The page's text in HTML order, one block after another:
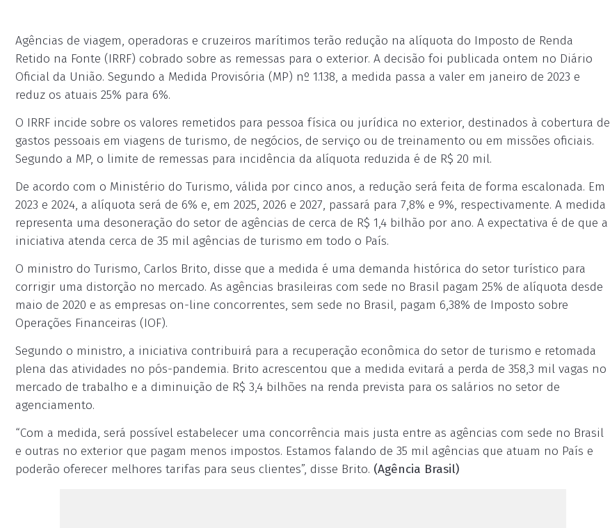
Agências de viagem, operadoras e cruzeiros marítimos terão redução na alíquota do Imposto de Renda
Retido na Fonte (IRRF) cobrado sobre as remessas para o exterior. A decisão foi publicada ontem no Diário
Oficial da União. Segundo a Medida Provisória (MP) nº 1.138, a medida passa a valer em janeiro de 2023 e
reduz os atuais 25% para 6%.
O IRRF incide sobre os valores remetidos para pessoa física ou jurídica no exterior, destinados à cobertura de
gastos pessoais em viagens de turismo, de negócios, de serviço ou de treinamento ou em missões oficiais.
Segundo a MP, o limite de remessas para incidência da alíquota reduzida é de R$ 20 mil.
De acordo com o Ministério do Turismo, válida por cinco anos, a redução será feita de forma escalonada. Em
2023 e 2024, a alíquota será de 6% e, em 2025, 2026 e 2027, passará para 7,8% e 9%, respectivamente. A medida
representa uma desoneração do setor de agências de cerca de R$ 1,4 bilhão por ano. A expectativa é de que a
iniciativa atenda cerca de 35 mil agências de turismo em todo o País.
O ministro do Turismo, Carlos Brito, disse que a medida é uma demanda histórica do setor turístico para
corrigir uma distorção no mercado. As agências brasileiras com sede no Brasil pagam 25% de alíquota desde
maio de 2020 e as empresas on-line concorrentes, sem sede no Brasil, pagam 6,38% de Imposto sobre
Operações Financeiras (IOF).
Segundo o ministro, a iniciativa contribuirá para a recuperação econômica do setor de turismo e retomada
plena das atividades no pós-pandemia. Brito acrescentou que a medida evitará a perda de 358,3 mil vagas no
mercado de trabalho e a diminuição de R$ 3,4 bilhões na renda prevista para os salários no setor de
agenciamento.
“Com a medida, será possível estabelecer uma concorrência mais justa entre as agências com sede no Brasil
e outras no exterior que pagam menos impostos. Estamos falando de 35 mil agências que atuam no País e
poderão oferecer melhores tarifas para seus clientes”, disse Brito. (Agência Brasil)